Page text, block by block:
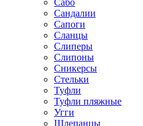
Сабо
Сандалии
Сапоги
Сланцы
Слиперы
Слипоны
Сникерсы
Стельки
Туфли
Туфли пляжные
Угги
Шлепанцы